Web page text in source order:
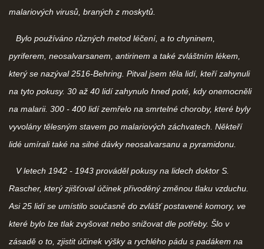
malariových virusů, braných z moskytů.
Bylo používáno různých metod léčení, a to chyninem,
pyriferem, neosalvarsanem, antirinem a také zvláštním lékem,
který se nazýval 2516-Behring. Pitval jsem těla lidí, kteří zahynuli
na tyto pokusy. 30 až 40 lidí zahynulo hned poté, kdy onemocněli
na malarii. 300 - 400 lidí zemřelo na smrtelné choroby, které byly
vyvolány tělesným stavem po malariových záchvatech. Někteří
lidé umírali také na silné dávky neosalvarsanu a pyramidonu.
V letech 1942 - 1943 prováděl pokusy na lidech doktor S.
Rascher, který zjišťoval účinek přivoděný změnou tlaku vzduchu.
Asi 25 lidí se umístilo současně do zvlášť postavené komory, ve
které bylo lze tlak zvyšovat nebo snižovat dle potřeby. Šlo v
zásadě o to, zjistit účinek výšky a rychlého pádu s padákem na